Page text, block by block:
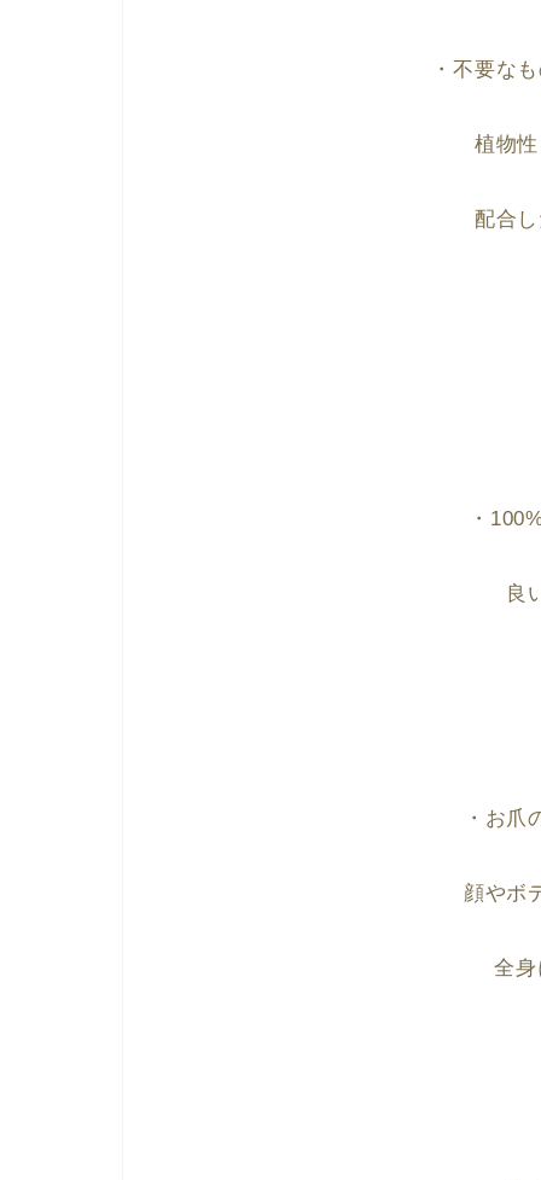
・不要な
植物
配合
・
良
・お爪
顔やボ
全身